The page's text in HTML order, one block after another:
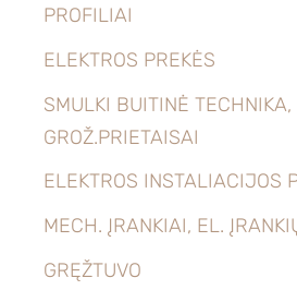
PROFILIAI
ELEKTROS PREKĖS
SMULKI BUITINĖ TECHNIKA,
GROŽ.PRIETAISAI
ELEKTROS INSTALIACIJOS
MECH. ĮRANKIAI, EL.
GRĘŽTUVO